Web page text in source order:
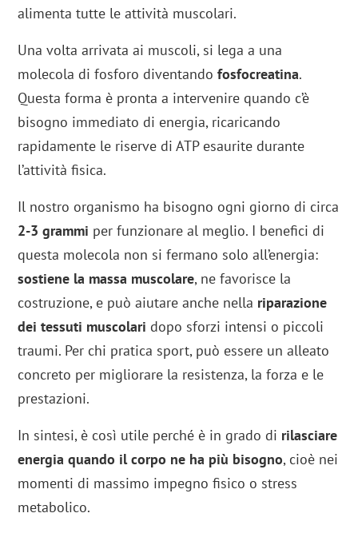
alimenta tutte le attività muscolari.
Una volta arrivata ai muscoli, si lega a una
molecola di fosforo diventandofosfocreatina.
Questa forma è pronta a intervenire quando c’è
bisogno immediato di energia, ricaricando
rapidamente le riserve di ATP esaurite durante
l’attività fisica.
Il nostro organismo ha bisogno ogni giorno di circa
2-3 grammi per funzionare al meglio. I benefici di
questa molecola non si fermano solo all’energia:
sostiene la massa muscolare, ne favorisce la
costruzione, e può aiutare anche nella riparazione
dei tessuti muscolari dopo sforzi intensi o piccoli
traumi. Per chi pratica sport, può essere un alleato
concreto per migliorare la resistenza, la forza e le
prestazioni.
In sintesi, è così utile perché è in grado di rilasciare
energia quando il corpo ne ha più bisogno, cioè nei
momenti di massimo impegno fisico o stress
metabolico.